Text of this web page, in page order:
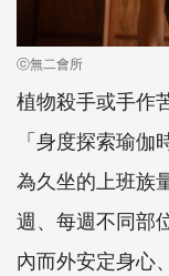
ⓒ無二會所
植物殺手或手作
「身度探索瑜伽
為久坐的上班族
週、每週不同部
內而外安定身心